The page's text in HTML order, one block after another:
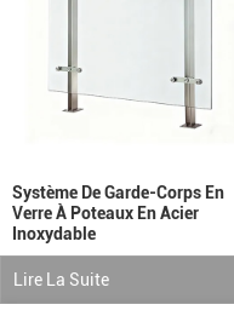
Système De Garde-Corps En
Verre À Poteaux En Acier
Inoxydable
Lire La Suite